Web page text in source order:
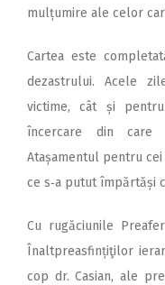
mulțumire ale celor
Cartea este
dezastrului. Acele
victime, cât și
încercare din care
Atașamentul pentru
ce s‑a putut împărtăși
Cu rugăciunile
Înaltpreasfințiţilor
cop dr. Casian, ale